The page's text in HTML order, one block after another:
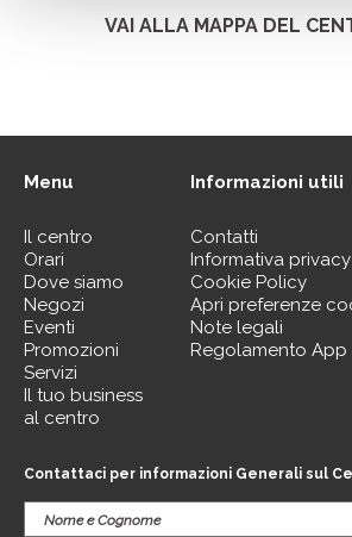
VAI ALLA MAPPA DEL
Menu
Il centro
Orari
Dove siamo
Negozi
Eventi
Promozioni
Servizi
Il tuo business
al centro
Informazioni utili
Contatti
Informativa privacy
Cookie Policy
Apri preferenze
Note legali
Regolamento App
Contattaci per informazioni Generali sul